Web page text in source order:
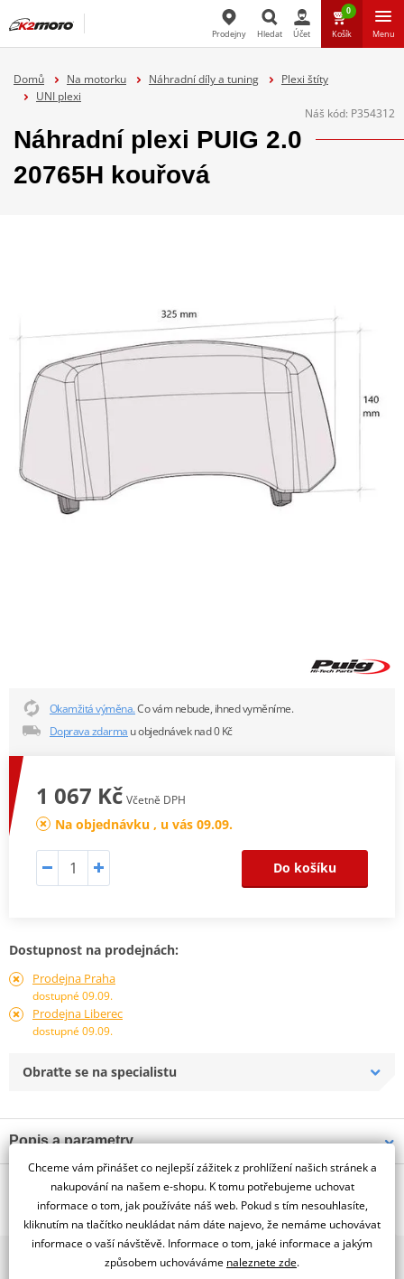
Prodejny Hledat Účet
0
Košík Menu
Domů Na motorku Náhradní díly a tuning
Plexi štíty
UNI plexi
Náš kód: P354312
Náhradní plexi PUIG 2.0
20765H kouřová
Okamžitá výměna.Co vám nebude, ihned vyměníme.
Doprava zdarma u objednávek nad 0 Kč
1 067 Kč Včetně DPH
Na objednávku , u vás 09.09.
Do košíku
Dostupnost na prodejnách:
Prodejna Praha
dostupné 09.09.
Prodejna Liberec
dostupné 09.09.
Obraťte se na specialistu
Popis a parametry
Jsme autorizovaný
dealer značky PUIG
325X140MM
Tabulka velikostí
O výrobci
PUIG byl založen v roce 1964 ve Španělsku. Vyrábí se ve městě
Granollers poblíž Barcelony na ploše 8 000 m² v objektu, který se
2x multibrand showroom
Chceme vám přinášet co nejlepší zážitek z prohlížení našich stránek a
nakupování na našem e-shopu. K tomu potřebujeme uchovat
informace o tom, jak používáte náš web. Pokud s tím nesouhlasíte,
kliknutím na tlačítko neukládat nám dáte najevo, že nemáme uchovávat
informace o vaší návštěvě. Informace o tom, jaké informace a jakým
způsobem uchováváme naleznete zde.